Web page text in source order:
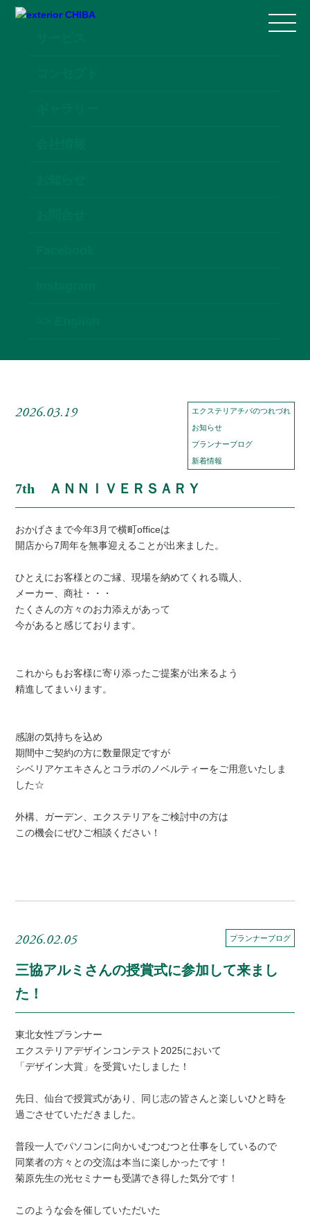
2026.03.19
エクステリアチバのつれづれ
お知らせ
プランナーブログ
新着情報
7th ＡＮＮＩＶＥＲＳＡＲＹ
おかげさまで今年3月で横町officeは
開店から7周年を無事迎えることが出来ました。
ひとえにお客様とのご縁、現場を納めてくれる職人、
メーカー、商社・・・
たくさんの方々のお力添えがあって
今があると感じております。
これからもお客様に寄り添ったご提案が出来るよう
精進してまいります。
感謝の気持ちを込め
期間中ご契約の方に数量限定ですが
シベリアケエキさんとコラボのノベルティーをご用意いたしま
した☆
外構、ガーデン、エクステリアをご検討中の方は
この機会にぜひご相談ください！
2026.02.05 プランナーブログ
三協アルミさんの授賞式に参加して来まし
た！
東北女性プランナー
エクステリアデザインコンテスト2025において
「デザイン大賞」を受賞いたしました！
先日、仙台で授賞式があり、同じ志の皆さんと楽しいひと時を
過ごさせていただきました。
普段一人でパソコンに向かいむつむつと仕事をしているので
同業者の方々との交流は本当に楽しかったです！
菊原先生の光セミナーも受講でき得した気分です！
このような会を催していただいた